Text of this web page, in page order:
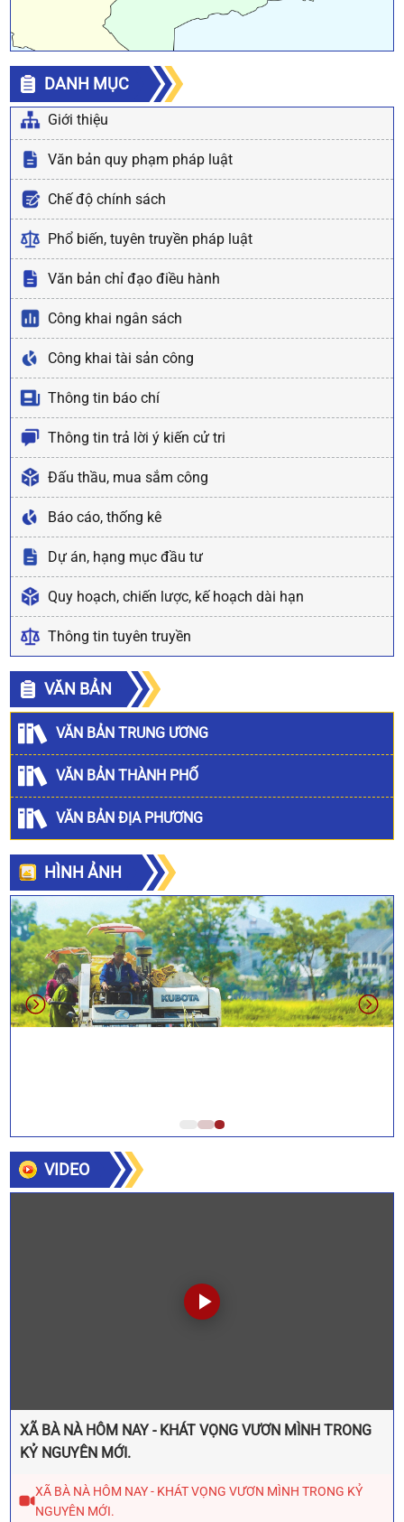
DANH MỤC
Giới thiệu
Văn bản quy phạm pháp luật
Chế độ chính sách
Phổ biến, tuyên truyền pháp luật
Văn bản chỉ đạo điều hành
Công khai ngân sách
Công khai tài sản công
Thông tin báo chí
Thông tin trả lời ý kiến cử tri
Đấu thầu, mua sắm công
Báo cáo, thống kê
Dự án, hạng mục đầu tư
Quy hoạch, chiến lược, kế hoạch dài hạn
Thông tin tuyên truyền
VĂN BẢN
VĂN BẢN TRUNG ƯƠNG
VĂN BẢN THÀNH PHỐ
VĂN BẢN ĐỊA PHƯƠNG
HÌNH ẢNH
VIDEO
XÃ BÀ NÀ HÔM NAY - KHÁT VỌNG VƯƠN MÌNH TRONG
KỶ NGUYÊN MỚI.
XÃ BÀ NÀ HÔM NAY - KHÁT VỌNG VƯƠN MÌNH TRONG KỶ
NGUYÊN MỚI.